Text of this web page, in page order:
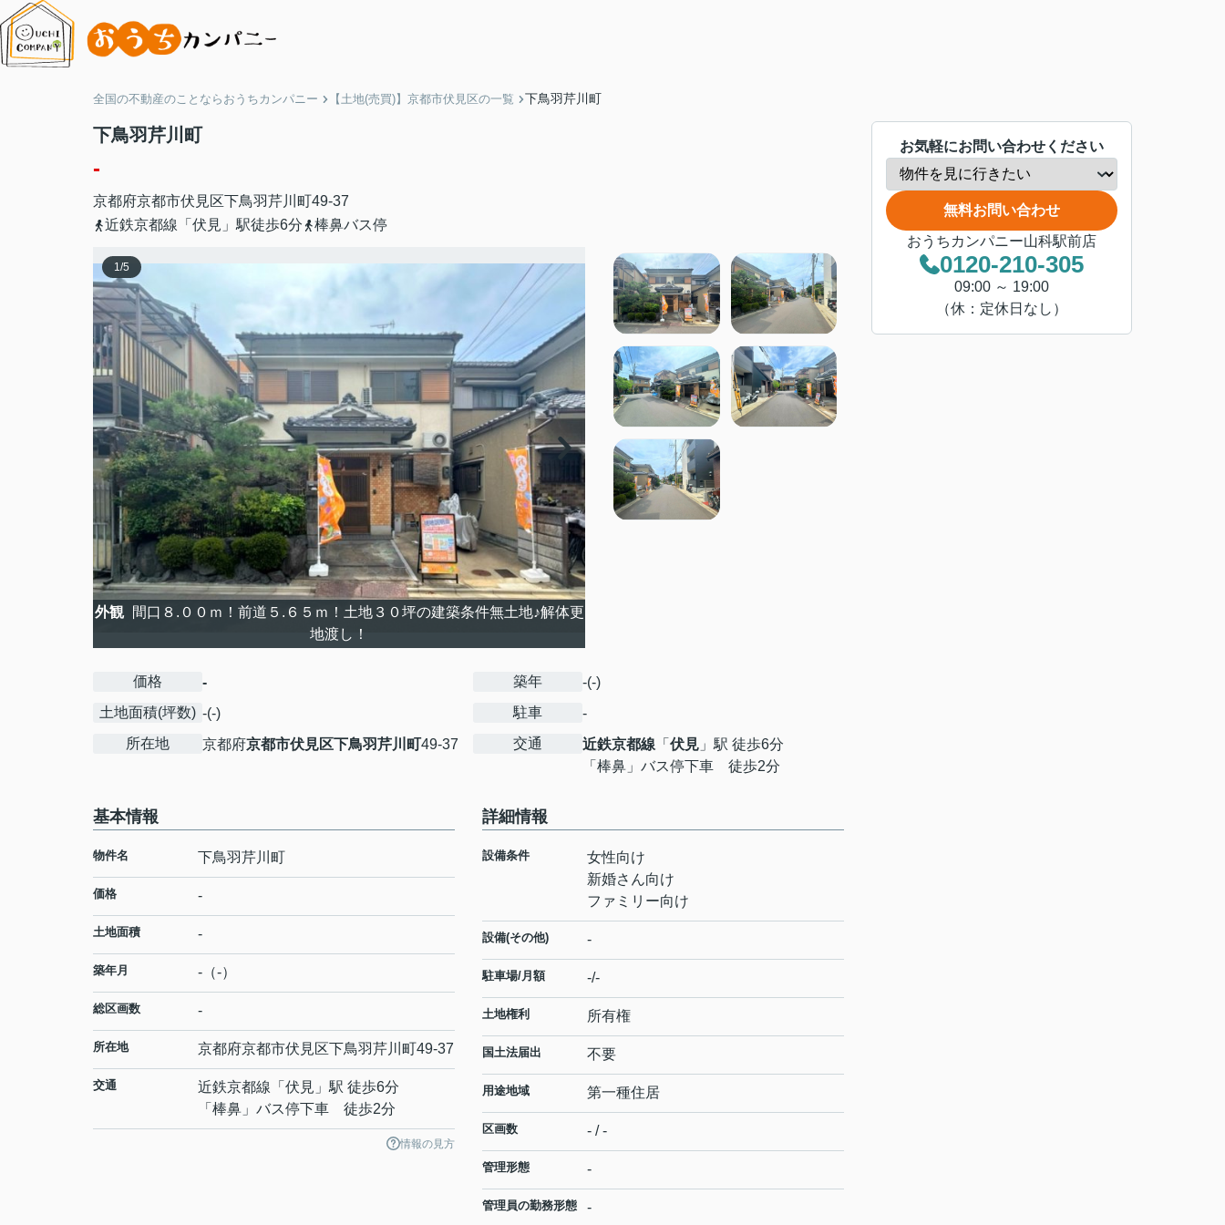
全国の不動産のことならおうちカンパニー 【土地(売買)】京都市伏見区の一覧 下鳥羽芹川町
下鳥羽芹川町
-
京都府京都市伏見区下鳥羽芹川町49-37
近鉄京都線「伏見」駅徒歩6分
棒鼻バス停
1/5
外観
間口８.００ｍ！前道５.６５ｍ！土地３０坪の建築条件無土地♪解体更
地渡し！
価格
-
土地面積(坪数) -(-)
所在地
京都府京都市伏見区下鳥羽芹川町49-37
築年
-(-)
駐車
-
交通
近鉄京都線 「 伏見 」駅 徒歩6分
「棒鼻」バス停下車 徒歩2分
基本情報
物件名 下鳥羽芹川町
価格 -
土地面積 -
築年月 -（-）
総区画数 -
所在地 京都府京都市伏見区下鳥羽芹川町49-37
交通 近鉄京都線 「 伏見 」駅 徒歩6分
「棒鼻」バス停下車 徒歩2分
情報の見方
詳細情報
設備条件
女性向け
新婚さん向け
ファミリー向け
設備(その他) -
駐車場/月額 -/-
土地権利 所有権
国土法届出 不要
用途地域 第一種住居
区画数 - / -
管理形態 -
管理員の勤務形態 -
お気軽にお問い合わせください
無料お問い合わせ
おうちカンパニー山科駅前店
0120-210-305
09:00 ～ 19:00
（休：定休日なし）